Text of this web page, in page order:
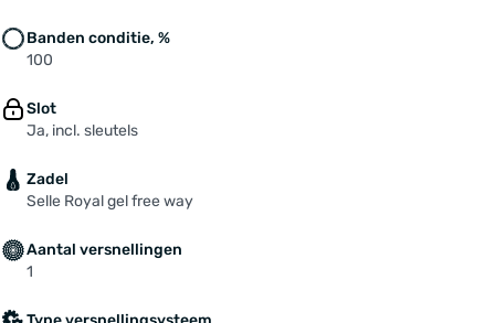
Banden conditie, %
100
Slot
Ja, incl. sleutels
Zadel
Selle Royal gel free way
Aantal versnellingen
1